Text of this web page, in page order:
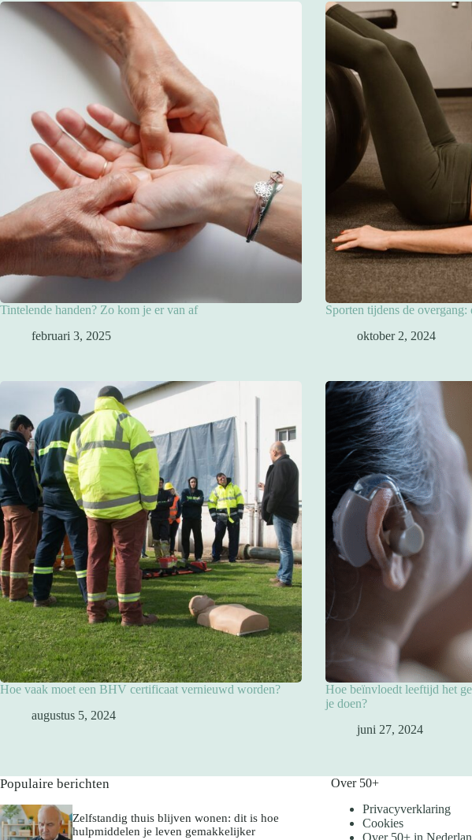
Tintelende handen? Zo kom je er van af
februari 3, 2025
Sporten tijdens de overgang:
oktober 2, 2024
Hoe vaak moet een BHV certificaat vernieuwd worden?
augustus 5, 2024
Hoe beïnvloedt leeftijd het
je doen?
juni 27, 2024
Populaire berichten
Zelfstandig thuis blijven wonen: dit is hoe
hulpmiddelen je leven gemakkelijker
Over 50+
Privacyverklaring
Cookies